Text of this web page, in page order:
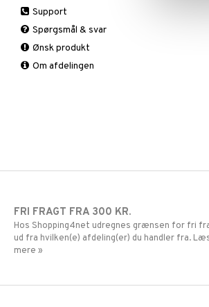
Skelet
Urinveje
Faste
Fedtforbrænding
Måltidserstatning
Øvrige
Antioxidanter
B vitaminer
Børn
C vitaminer
Support
Spørgsmål & svar
Ønsk produkt
Om afdelingen
FRI FRAGT FRA 300 KR.
Hos Shopping4net udregnes grænsen for fri
ud fra hvilken(e) afdeling(er) du handler fra.
mere »